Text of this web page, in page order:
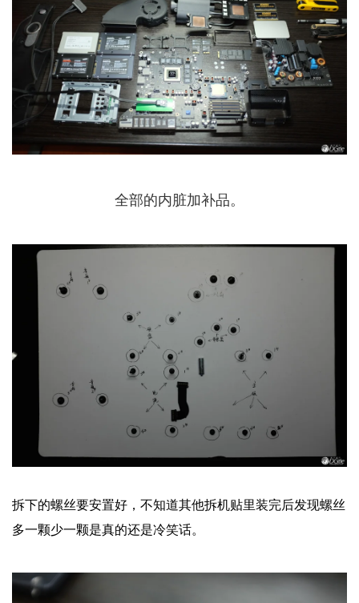
全部的内脏加补品。
拆下的螺丝要安置好，不知道其他拆机贴里装完后发现螺丝
多一颗少一颗是真的还是冷笑话。